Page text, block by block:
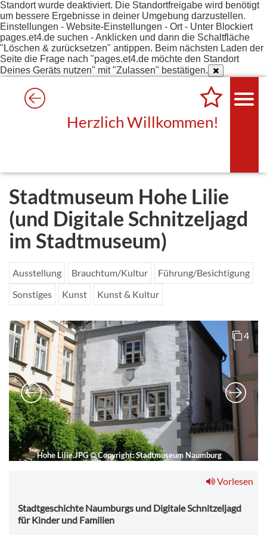
Standort wurde deaktiviert. Die Standortfreigabe wird benötigt
um bessere Ergebnisse in deiner Umgebung darzustellen.
Einstellungen - Website-Einstellungen - Ort - Unter Blockiert
pages.et4.de suchen - Anklicken und dann die Schaltfläche
"Löschen & zurücksetzen" antippen. Beim nächsten Laden der
Seite die Frage nach "pages.et4.de möchte den Standort
Deines Geräts nutzen" mit "Zulassen" bestätigen.
Herzlich Willkommen!
Stadtmuseum Hohe Lilie
(und Digitale Schnitzeljagd
im Stadtmuseum)
Ausstellung Brauchtum/Kultur
Führung/Besichtigung
Sonstiges
Kunst Kunst & Kultur
Hohe Lilie.JPG©Copyright: Stadtmuseum Naumburg
4
Vorlesen
Stadtgeschichte Naumburgs und Digitale Schnitzeljagd
für Kinder und Familien